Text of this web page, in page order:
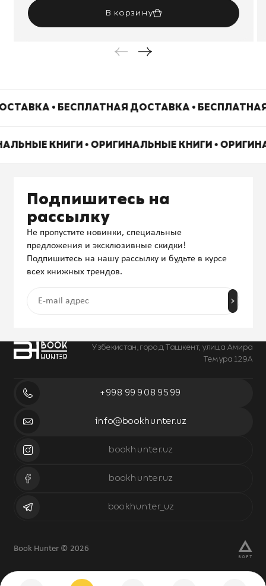
В корзину
• БЕСПЛАТНАЯ ДОСТАВКА •
КНИГИ • ОРИГИНАЛЬНЫЕ КНИГИ •
Узбекистан, город Ташкент, улица Амира
Темура 129А
+998 99 908 95 99
info@bookhunter.uz
bookhunter.uz
bookhunter.uz
bookhunter_uz
Подпишитесь на
рассылку
Не пропустите новинки, специальные
предложения и эксклюзивные скидки!
Подпишитесь на нашу рассылку и будьте в курсе
всех книжных трендов.
Book Hunter © 2026